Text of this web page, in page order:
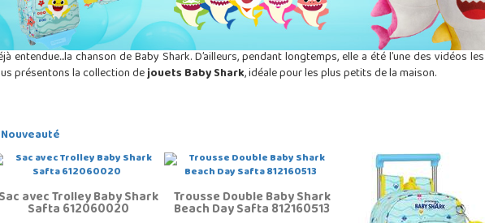
entendue...la chanson de Baby Shark. D’ailleurs, pendant longtemps, elle a été l’une des vidéos
présentons la collection dejouets Baby Shark, idéale pour les plus petits de la maison.
Nouveauté
Sac avec Trolley Baby Shark
Safta 612060020 Trousse Double Baby Shark
Beach Day Safta 812160513